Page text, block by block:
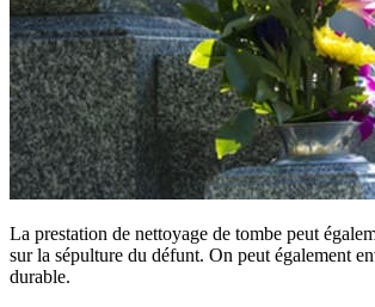
La prestation de nettoyage de tombe peut
sur la sépulture du défunt. On peut également
durable.